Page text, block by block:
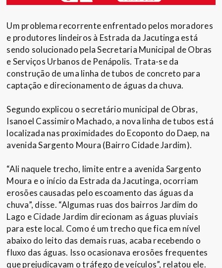
Um problema recorrente enfrentado pelos moradores
e produtores lindeiros à Estrada da Jacutinga está
sendo solucionado pela Secretaria Municipal de Obras
e Serviços Urbanos de Penápolis. Trata-se da
construção de uma linha de tubos de concreto para
captação e direcionamento de águas da chuva.
Segundo explicou o secretário municipal de Obras,
Isanoel Cassimiro Machado, a nova linha de tubos está
localizada nas proximidades do Ecoponto do Daep, na
avenida Sargento Moura (Bairro Cidade Jardim).
“Ali naquele trecho, limite entre a avenida Sargento
Moura e o início da Estrada da Jacutinga, ocorriam
erosões causadas pelo escoamento das águas da
chuva”, disse. “Algumas ruas dos bairros Jardim do
Lago e Cidade Jardim direcionam as águas pluviais
para este local. Como é um trecho que fica em nível
abaixo do leito das demais ruas, acaba recebendo o
fluxo das águas. Isso ocasionava erosões frequentes
que prejudicavam o tráfego de veículos”, relatou ele.